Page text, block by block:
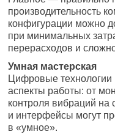
производительность
конфигурации можно
при минимальных
перерасходов и
Умная мастерская
Цифровые
аспекты работы: от
контроля вибраций на
и интерфейсы могут
в «умное».